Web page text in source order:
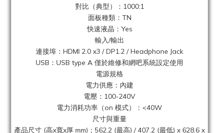
對比（典型）：1000:1
面板種類：TN
快速液晶：Yes
輸入/輸出
連接埠：HDMI 2.0 x3 / DP1.2 / Headphone Jack
USB：USB type A 僅於維修和網吧系統設定使用
電源規格
電力供應：內建
電壓：100-240V
電力消耗功率（on 模式）：<40W
尺寸與重量
產品尺寸 (高x寬x厚 mm)‎：562.2 (最高) / 407.2 (最低) x 628.6 x